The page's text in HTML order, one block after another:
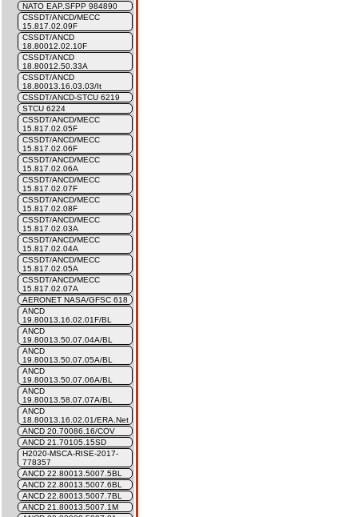
NATO EAP.SFPP 984890
CSSDT/ANCD/MECC
15.817.02.09F
CSSDT/ANCD
18.80012.02.10F
CSSDT/ANCD
18.80012.50.33A
CSSDT/ANCD
18.80013.16.03.03/It
CSSDT/ANCD-STCU 6219
STCU 6224
CSSDT/ANCD/MECC
15.817.02.05F
CSSDT/ANCD/MECC
15.817.02.06F
CSSDT/ANCD/MECC
15.817.02.06A
CSSDT/ANCD/MECC
15.817.02.07F
CSSDT/ANCD/MECC
15.817.02.08F
CSSDT/ANCD/MECC
15.817.02.03A
CSSDT/ANCD/MECC
15.817.02.04A
CSSDT/ANCD/MECC
15.817.02.05A
CSSDT/ANCD/MECC
15.817.02.07A
AERONET NASA/GFSC 618
ANCD
19.80013.16.02.01F/BL
ANCD
19.80013.50.07.04A/BL
ANCD
19.80013.50.07.05A/BL
ANCD
19.80013.50.07.06A/BL
ANCD
19.80013.58.07.07A/BL
ANCD
18.80013.16.02.01/ERA.Net
ANCD 20.70086.16/COV
ANCD 21.70105.15SD
H2020-MSCA-RISE-2017-
778357
ANCD 22.80013.5007.5BL
ANCD 22.80013.5007.6BL
ANCD 22.80013.5007.7BL
ANCD 21.80013.5007.1M